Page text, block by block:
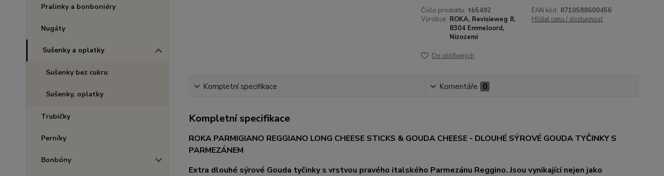
Pralinky a bonboniéry
Nugáty
Sušenky a oplatky
Sušenky bez cukru
Sušenky, oplatky
Trubičky
Perníky
Bonbóny
Číslo produktu: tb5492 EAN kód: 8710588600456
Výrobce: ROKA, Revisieweg 8,
8304 Emmeloord,
Nizozemí
Hlídat cenu / dostupnost
Do oblíbených
Kompletní specifikace Komentáře 0
Kompletní specifikace
ROKA PARMIGIANO REGGIANO LONG CHEESE STICKS & GOUDA CHEESE - DLOUHÉ SÝROVÉ GOUDA TYČINKY S
PARMEZÁNEM
Extra dlouhé sýrové Gouda tyčinky s vrstvou pravého italského Parmezánu Reggino. Jsou vynikající nejen jako